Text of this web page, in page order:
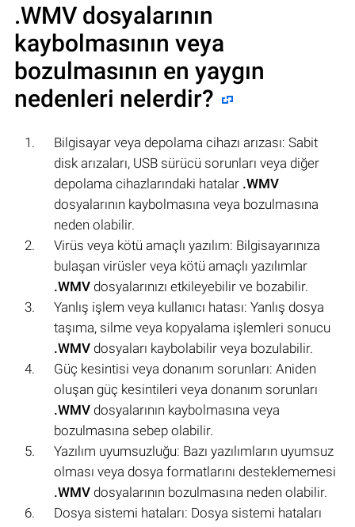
.WMV dosyalarının
kaybolmasının veya
bozulmasının en yaygın
nedenleri nelerdir?
Bilgisayar veya depolama cihazı arızası: Sabit
disk arızaları, USB sürücü sorunları veya diğer
depolama cihazlarındaki hatalar .WMV
dosyalarının kaybolmasına veya bozulmasına
neden olabilir.
Virüs veya kötü amaçlı yazılım: Bilgisayarınıza
bulaşan virüsler veya kötü amaçlı yazılımlar
.WMV dosyalarınızı etkileyebilir ve bozabilir.
Yanlış işlem veya kullanıcı hatası: Yanlış dosya
taşıma, silme veya kopyalama işlemleri sonucu
.WMV dosyaları kaybolabilir veya bozulabilir.
Güç kesintisi veya donanım sorunları: Aniden
oluşan güç kesintileri veya donanım sorunları
.WMV dosyalarının kaybolmasına veya
bozulmasına sebep olabilir.
Yazılım uyumsuzluğu: Bazı yazılımların uyumsuz
olması veya dosya formatlarını desteklememesi
.WMV dosyalarının bozulmasına neden olabilir.
Dosya sistemi hataları: Dosya sistemi hataları